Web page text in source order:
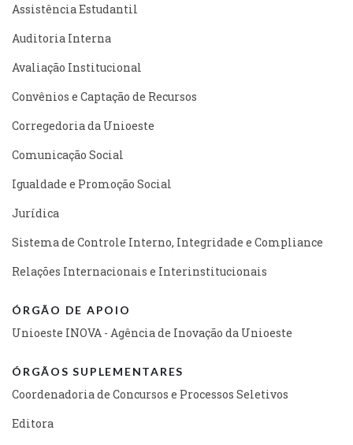
Assistência Estudantil
Auditoria Interna
Avaliação Institucional
Convênios e Captação de Recursos
Corregedoria da Unioeste
Comunicação Social
Igualdade e Promoção Social
Jurídica
Sistema de Controle Interno, Integridade e Compliance
Relações Internacionais e Interinstitucionais
ÓRGÃO DE APOIO
Unioeste INOVA - Agência de Inovação da Unioeste
ÓRGÃOS SUPLEMENTARES
Coordenadoria de Concursos e Processos Seletivos
Editora